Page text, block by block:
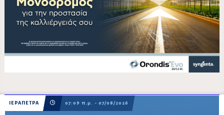
ΙΕΡΑΠΕΤΡΑ 07:09 π.μ. - 07/08/2026